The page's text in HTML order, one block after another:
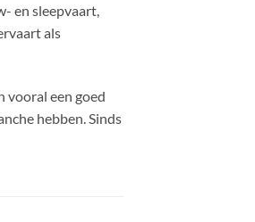
en sleepvaart,
als
vooral een goed
hebben. Sinds